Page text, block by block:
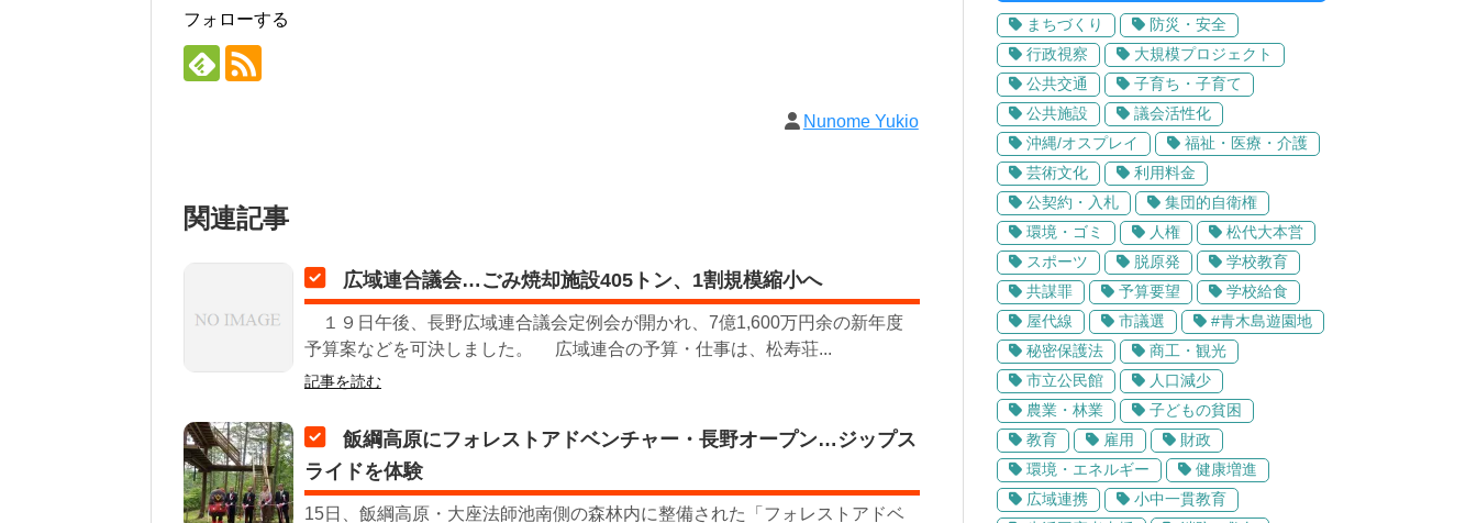
フォローする
Nunome Yukio
関連記事
広域連合議会…ごみ焼却施設405トン、1割規模縮小へ
１９日午後、長野広域連合議会定例会が開かれ、7億1,600万円余の新年度
予算案などを可決しました。 広域連合の予算・仕事は、松寿荘...
記事を読む
飯綱高原にフォレストアドベンチャー・長野オープン…ジップス
ライドを体験
15日、飯綱高原・大座法師池南側の森林内に整備された「フォレストアドベ
まちづくり
防災・安全
行政視察
大規模プロジェクト
公共交通
子育ち・子育て
公共施設
議会活性化
沖縄/オスプレイ
福祉・医療・介護
芸術文化
利用料金
公契約・入札
集団的自衛権
環境・ゴミ
人権
松代大本営
スポーツ
脱原発
学校教育
共謀罪
予算要望
学校給食
屋代線
市議選
#青木島遊園地
秘密保護法
商工・観光
市立公民館
人口減少
農業・林業
子どもの貧困
教育
雇用
財政
環境・エネルギー
健康増進
広域連携
小中一貫教育